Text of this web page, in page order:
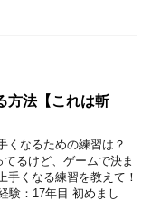
方法【これは斬
くなるための練習は？
るけど、ゲームで決ま
手くなる練習を教えて！
験：17年目 初めまし